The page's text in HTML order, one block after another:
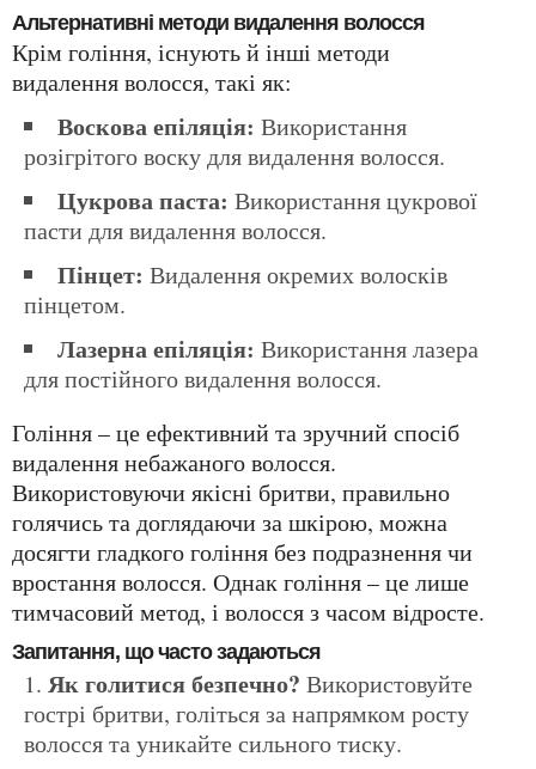
Альтернативні методи видалення волосся
Крім гоління, існують й інші методи
видалення волосся, такі як:
Воскова епіляція: Використання
розігрітого воску для видалення волосся.
Цукрова паста: Використання цукрової
пасти для видалення волосся.
Пінцет: Видалення окремих волосків
пінцетом.
Лазерна епіляція: Використання лазера
для постійного видалення волосся.
Гоління – це ефективний та зручний спосіб
видалення небажаного волосся.
Використовуючи якісні бритви, правильно
голячись та доглядаючи за шкірою, можна
досягти гладкого гоління без подразнення чи
вростання волосся. Однак гоління – це лише
тимчасовий метод, і волосся з часом відросте.
Запитання, що часто задаються
Як голитися безпечно? Використовуйте
гострі бритви, голіться за напрямком росту
волосся та уникайте сильного тиску.